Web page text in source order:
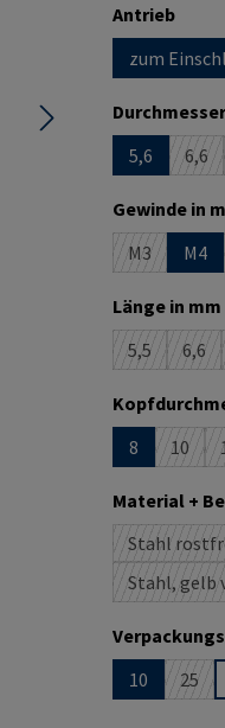
Antrieb
zum
5,6
6,6
Gewinde in
M3
(Diese
M4
Länge in mm
5,5
(Diese
6,6
8
10
Material +
Stahl
Stahl, gelb
10
25